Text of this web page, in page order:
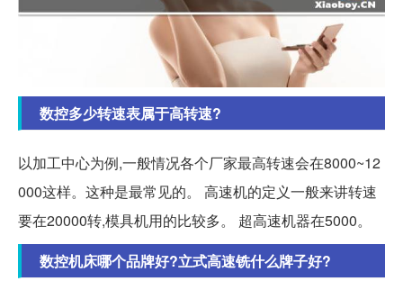
数控多少转速表属于高转速?
以加工中心为例,一般情况各个厂家最高转速会在8000~12
000这样。这种是最常见的。 高速机的定义一般来讲转速
要在20000转,模具机用的比较多。 超高速机器在5000。
数控机床哪个品牌好?立式高速铣什么牌子好?